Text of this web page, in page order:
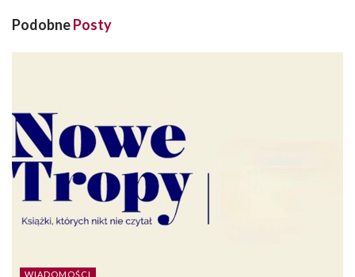
PodobnePosty
WIADOMOŚCI